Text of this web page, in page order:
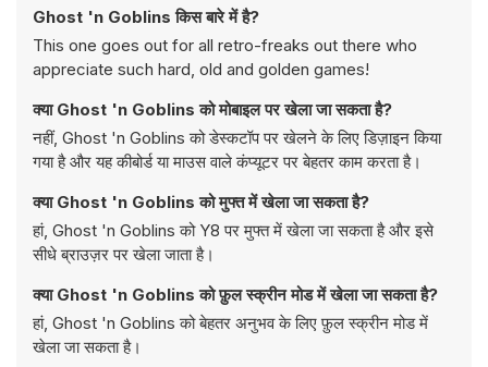
Ghost 'n Goblins किस बारे में है?
This one goes out for all retro-freaks out there who
appreciate such hard, old and golden games!
क्या Ghost 'n Goblins को मोबाइल पर खेला जा सकता है?
नहीं, Ghost 'n Goblins को डेस्कटॉप पर खेलने के लिए डिज़ाइन किया
गया है और यह कीबोर्ड या माउस वाले कंप्यूटर पर बेहतर काम करता है।
क्या Ghost 'n Goblins को मुफ्त में खेला जा सकता है?
हां, Ghost 'n Goblins को Y8 पर मुफ्त में खेला जा सकता है और इसे
सीधे ब्राउज़र पर खेला जाता है।
क्या Ghost 'n Goblins को फ़ुल स्क्रीन मोड में खेला जा सकता है?
हां, Ghost 'n Goblins को बेहतर अनुभव के लिए फ़ुल स्क्रीन मोड में
खेला जा सकता है।